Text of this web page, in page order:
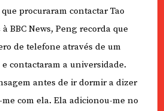
procuraram contactar Tao
BBC News, Peng recorda que
de telefone através de um
contactaram a universidade.
antes de ir dormir a dizer
com ela. Ela adicionou-me no